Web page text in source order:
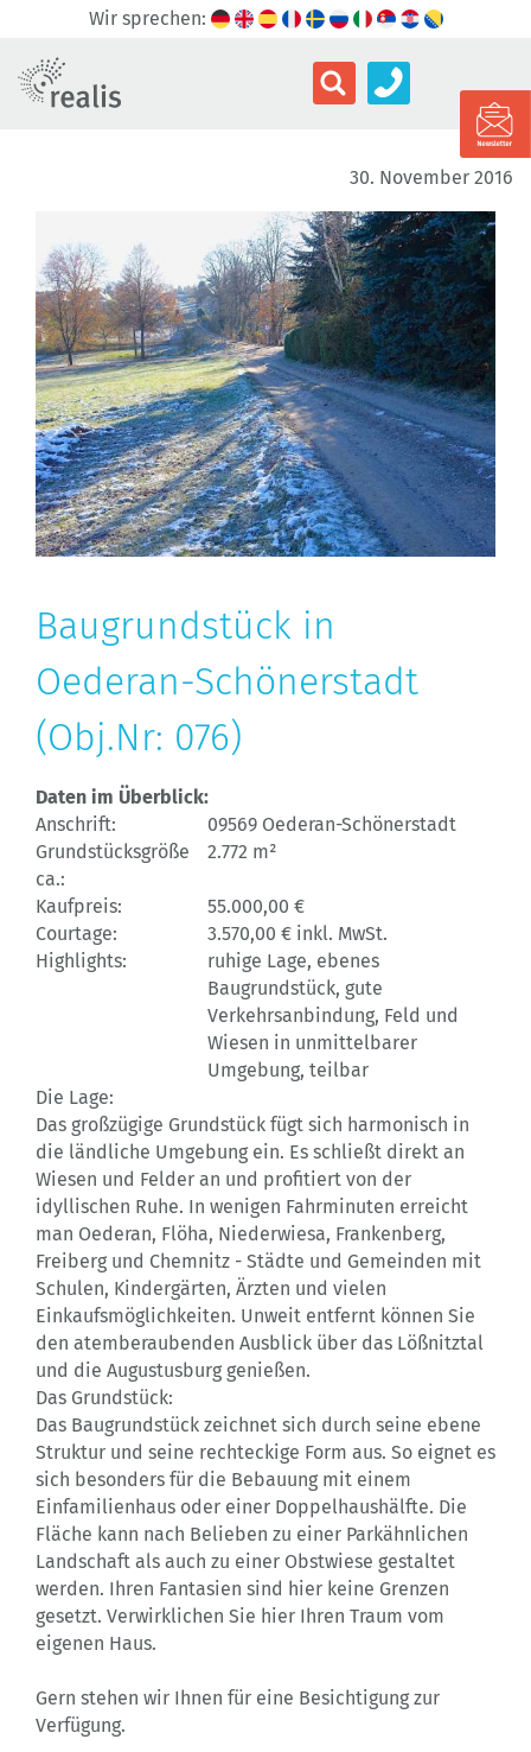
Wir sprechen:
30. November 2016
Baugrundstück in
Oederan-Schönerstadt
(Obj.Nr: 076)
Daten im Überblick:
Anschrift:
09569 Oederan-Schönerstadt
Grundstücksgröße
ca.:
2.772 m²
Kaufpreis:
55.000,00 €
Courtage:
3.570,00 € inkl. MwSt.
Highlights:
ruhige Lage, ebenes
Baugrundstück, gute
Verkehrsanbindung, Feld und
Wiesen in unmittelbarer
Umgebung, teilbar
Die Lage:
Das großzügige Grundstück fügt sich harmonisch in
die ländliche Umgebung ein. Es schließt direkt an
Wiesen und Felder an und profitiert von der
idyllischen Ruhe. In wenigen Fahrminuten erreicht
man Oederan, Flöha, Niederwiesa, Frankenberg,
Freiberg und Chemnitz - Städte und Gemeinden mit
Schulen, Kindergärten, Ärzten und vielen
Einkaufsmöglichkeiten. Unweit entfernt können Sie
den atemberaubenden Ausblick über das Lößnitztal
und die Augustusburg genießen.
Das Grundstück:
Das Baugrundstück zeichnet sich durch seine ebene
Struktur und seine rechteckige Form aus. So eignet es
sich besonders für die Bebauung mit einem
Einfamilienhaus oder einer Doppelhaushälfte. Die
Fläche kann nach Belieben zu einer Parkähnlichen
Landschaft als auch zu einer Obstwiese gestaltet
werden. Ihren Fantasien sind hier keine Grenzen
gesetzt. Verwirklichen Sie hier Ihren Traum vom
eigenen Haus.
Gern stehen wir Ihnen für eine Besichtigung zur
Verfügung.